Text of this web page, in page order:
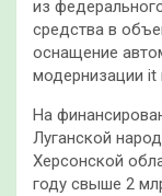
из
средства в
оснащение
модернизации it
На
Луганской
Херсонской
году свыше 2